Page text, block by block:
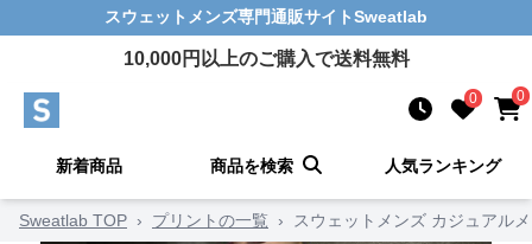
スウェットメンズ専門通販サイトSweatlab
10,000円以上のご購入で送料無料
0 0
新着商品 商品を検索 人気ランキング
Sweatlab TOP › プリントの一覧 › スウェットメンズ カジュアル